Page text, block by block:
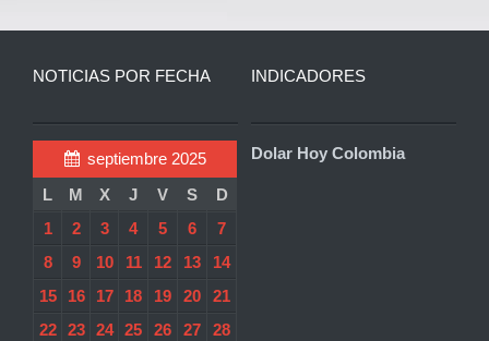
NOTICIAS POR FECHA
septiembre 2025
L
M X J V S
D
1
2 3 4 5 6
7
8
9 10 11 12 13
14
15
16 17 18 19 20
21
22
23 24 25 26 27
28
INDICADORES
Dolar Hoy Colombia